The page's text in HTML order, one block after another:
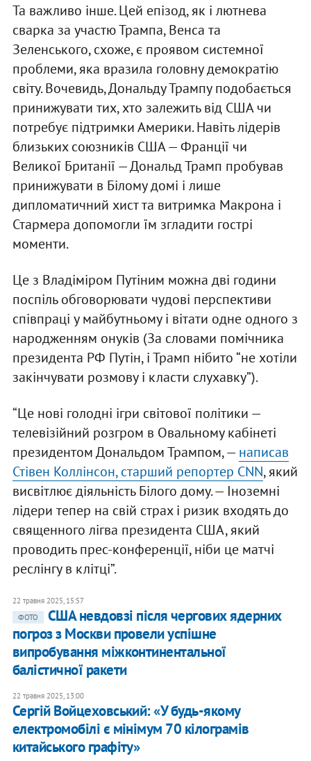
Та важливо інше. Цей епізод, як і лютнева
сварка за участю Трампа, Венса та
Зеленського, схоже, є проявом системної
проблеми, яка вразила головну демократію
світу. Вочевидь, Дональду Трампу подобається
принижувати тих, хто залежить від США чи
потребує підтримки Америки. Навіть лідерів
близьких союзників США — Франції чи
Великої Британії — Дональд Трамп пробував
принижувати в Білому домі і лише
дипломатичний хист та витримка Макрона і
Стармера допомогли їм згладити гострі
моменти.
Це з Владіміром Путіним можна дві години
поспіль обговорювати чудові перспективи
співпраці у майбутньому і вітати одне одного з
народженням онуків (За словами помічника
президента РФ Путін, і Трамп нібито “не хотіли
закінчувати розмову і класти слухавку”).
“Це нові голодні ігри світової політики —
телевізійний розгром в Овальному кабінеті
президентом Дональдом Трампом, — написав
Стівен Коллінсон, старший репортер CNN, який
висвітлює діяльність Білого дому. — Іноземні
лідери тепер на свій страх і ризик входять до
священного лігва президента США, який
проводить прес-конференції, ніби це матчі
реслінгу в клітці”.
22 травня 2025, 15:57
ФОТО
США невдовзі після чергових ядерних
погроз з Москви провели успішне
випробування міжконтинентальної
балістичної ракети
22 травня 2025, 13:00
Сергій Войцеховський: «У будь-якому
електромобілі є мінімум 70 кілограмів
китайського графіту»